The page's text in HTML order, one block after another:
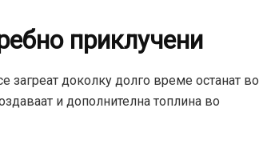
приклучени
загреат доколку долго време останат во
и дополнителна топлина во